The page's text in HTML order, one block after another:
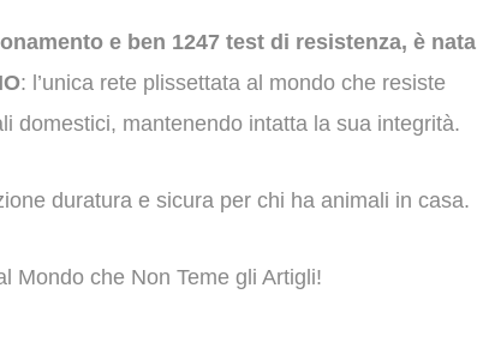
e ben 1247 test di resistenza, è nata
: l’unica rete plissettata al mondo che resiste
domestici, mantenendo intatta la sua integrità.
duratura e sicura per chi ha animali in casa.
Mondo che Non Teme gli Artigli!